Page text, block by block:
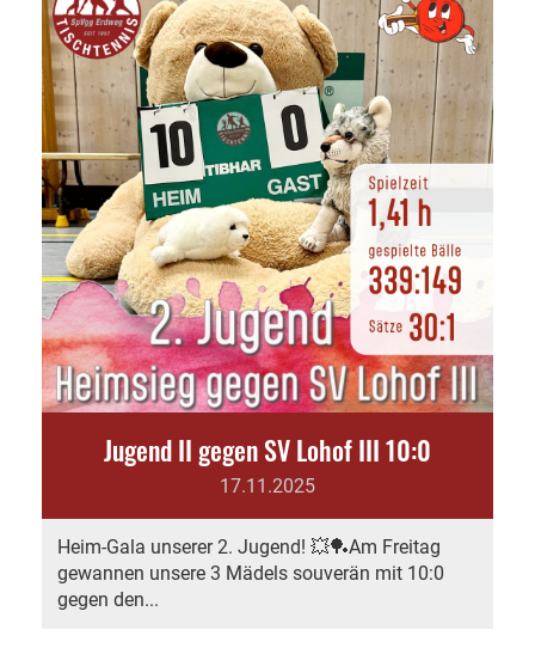
Jugend II gegen SV Lohof III 10:0
17.11.2025
Heim-Gala unserer 2. Jugend! 💥🏓Am Freitag
gewannen unsere 3 Mädels souverän mit 10:0
gegen den...